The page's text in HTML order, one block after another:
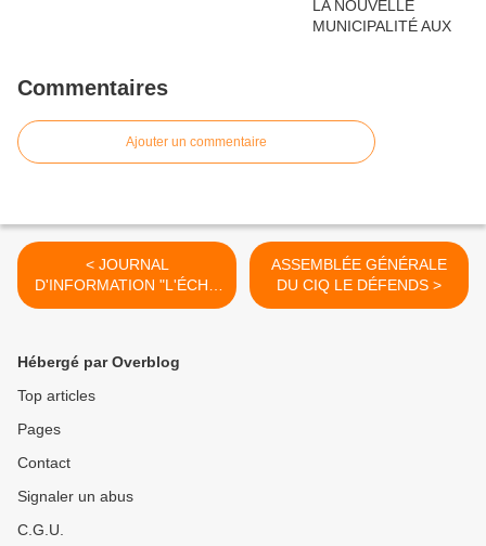
Commentaires
Ajouter un commentaire
< JOURNAL
D'INFORMATION "L'ÉCHO
du CIQ le DÉFENDS"
ASSEMBLÉE GÉNÉRALE
DU CIQ LE DÉFENDS >
Hébergé par Overblog
Top articles
Pages
Contact
Signaler un abus
C.G.U.